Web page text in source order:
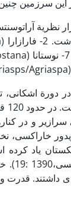
سرزمین
دورة
سرازیر و در
یاد
قدرت و